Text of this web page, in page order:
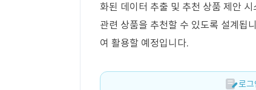
화된 데이터 추출 및 추천 상품 제안
관련 상품을 추천할 수 있도록 설계됩
여 활용할 예정입니다.
로그